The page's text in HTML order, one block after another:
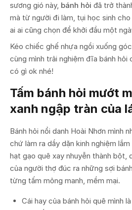
sương gió này, bánh hỏi đã trở
mà từ người đi làm, tụi học sinh
ai ai cũng chọn để khởi đầu một
Kéo chiếc ghế nhựa ngồi xuống
cùng mình trải nghiệm đĩa bánh hỏi
có gì ok nhé!
Tấm bánh hỏi mướt
xanh ngập tràn của
Bánh hỏi nổi danh Hoài Nhơn mình
chứ làm ra dầy dặn kinh nghiệm
hạt gạo quê xay nhuyễn thành bột,
của người thợ đúc ra những sợi
từng tấm mỏng manh, mềm mại.
Cái hay của bánh hỏi quê mình